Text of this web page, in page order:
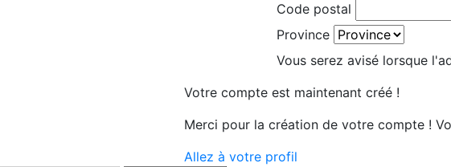
Code postal
Province
Vous serez avisé lorsque
Votre compte est maintenant créé !
Merci pour la création de votre compte !
Allez à votre profil